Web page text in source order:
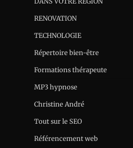
RENOVATION
TECHNOLOGIE
Répertoire bien-être
Formations thérapeute
MP3 hypnose
Christine André
Tout sur le SEO
Référencement web